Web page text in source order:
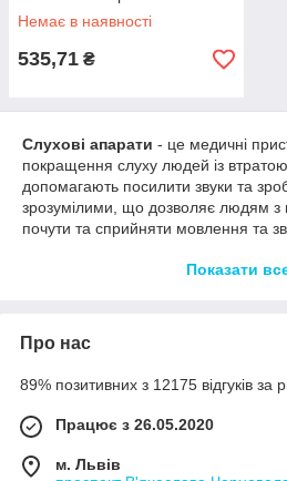
підсилювач слуху
Немає в наявності
535,71 ₴
Слухові апарати - це медичні
покращення слуху людей із
допомагають посилити звуки та
зрозумілими, що дозволяє людям
почути та сприйняти мовлення та
Ось деякі особливості та
допомагають виправити втрату
інші звукові сигнали. Це
урахуванням індивідуальних
Показати
Про нас
89% позитивних з 12175 відгуків за
Працює з 26.05.2020
м. Львів